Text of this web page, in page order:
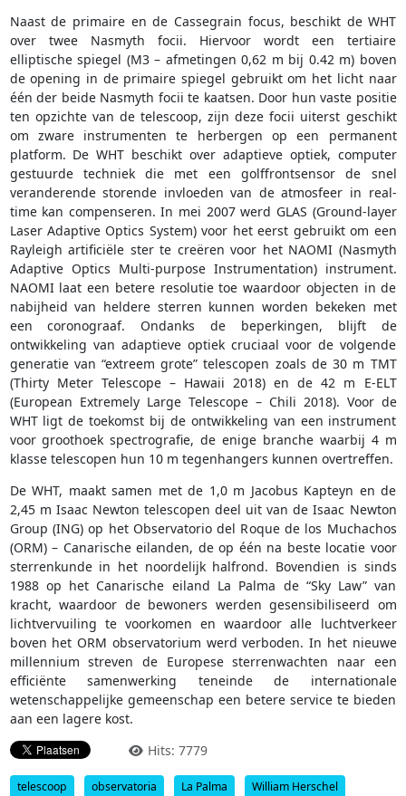
Naast de primaire en de Cassegrain focus, beschikt de WHT
over twee Nasmyth focii. Hiervoor wordt een tertiaire
elliptische spiegel (M3 – afmetingen 0,62 m bij 0.42 m) boven
de opening in de primaire spiegel gebruikt om het licht naar
één der beide Nasmyth focii te kaatsen. Door hun vaste positie
ten opzichte van de telescoop, zijn deze focii uiterst geschikt
om zware instrumenten te herbergen op een permanent
platform. De WHT beschikt over adaptieve optiek, computer
gestuurde techniek die met een golffrontsensor de snel
veranderende storende invloeden van de atmosfeer in real-
time kan compenseren. In mei 2007 werd GLAS (Ground-layer
Laser Adaptive Optics System) voor het eerst gebruikt om een
Rayleigh artificiële ster te creëren voor het NAOMI (Nasmyth
Adaptive Optics Multi-purpose Instrumentation) instrument.
NAOMI laat een betere resolutie toe waardoor objecten in de
nabijheid van heldere sterren kunnen worden bekeken met
een coronograaf. Ondanks de beperkingen, blijft de
ontwikkeling van adaptieve optiek cruciaal voor de volgende
generatie van “extreem grote” telescopen zoals de 30 m TMT
(Thirty Meter Telescope – Hawaii 2018) en de 42 m E-ELT
(European Extremely Large Telescope – Chili 2018). Voor de
WHT ligt de toekomst bij de ontwikkeling van een instrument
voor groothoek spectrografie, de enige branche waarbij 4 m
klasse telescopen hun 10 m tegenhangers kunnen overtreffen.
De WHT, maakt samen met de 1,0 m Jacobus Kapteyn en de
2,45 m Isaac Newton telescopen deel uit van de Isaac Newton
Group (ING) op het Observatorio del Roque de los Muchachos
(ORM) – Canarische eilanden, de op één na beste locatie voor
sterrenkunde in het noordelijk halfrond. Bovendien is sinds
1988 op het Canarische eiland La Palma de “Sky Law” van
kracht, waardoor de bewoners werden gesensibiliseerd om
lichtvervuiling te voorkomen en waardoor alle luchtverkeer
boven het ORM observatorium werd verboden. In het nieuwe
millennium streven de Europese sterrenwachten naar een
efficiënte samenwerking teneinde de internationale
wetenschappelijke gemeenschap een betere service te bieden
aan een lagere kost.
Hits: 7779
telescoop observatoria La Palma William Herschel